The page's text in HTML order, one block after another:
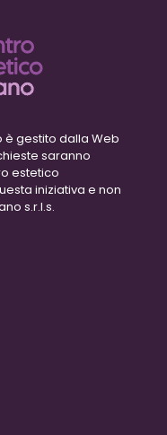
è gestito dalla Web
saranno
estetico
iniziativa e non
s.r.l.s.